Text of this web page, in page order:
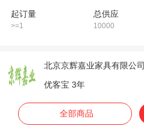
起订量
>=1
总供应
10000
北京京辉嘉业家具有限公司
优客宝 3年
全部商品